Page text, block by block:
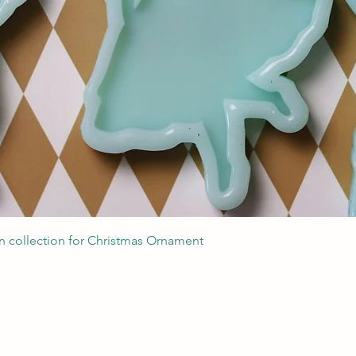
Podgląd
collection for Christmas Ornament